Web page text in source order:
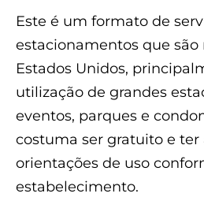
Este é um formato de
estacionamentos que
Estados Unidos,
utilização de grandes
eventos, parques e
costuma ser gratuito e ter
orientações de uso
estabelecimento.